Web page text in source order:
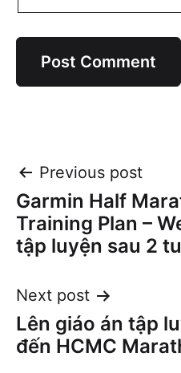
Post
navigation
Previous post
Garmin Half
Training Plan –
tập luyện sau 2
Next post
Lên giáo án tập
đến HCMC